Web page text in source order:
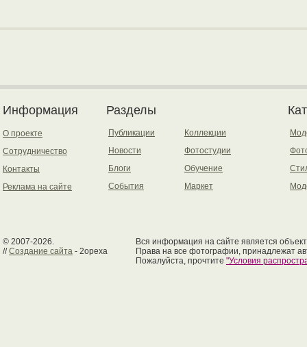
Информация
О проекте
Сотрудничество
Контакты
Реклама на сайте
Разделы
Публикации
Новости
Блоги
События
Коллекции
Фотостудии
Обучение
Маркет
© 2007-2026.
//Создание сайта - 2opexa
Вся информация на сайте является
Права на все фотографии, принадлежат
Пожалуйста, прочтите "Условия